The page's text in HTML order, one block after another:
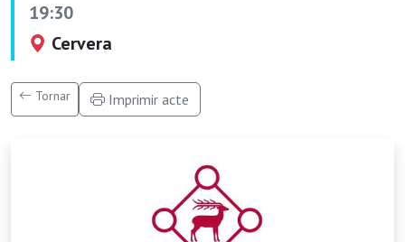
19:30
Cervera
Tornar Imprimir acte